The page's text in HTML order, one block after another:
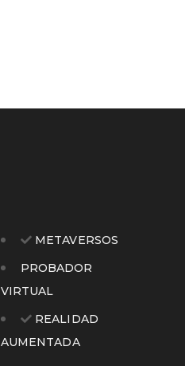
METAVERSOS
PROBADOR
VIRTUAL
REALIDAD
AUMENTADA